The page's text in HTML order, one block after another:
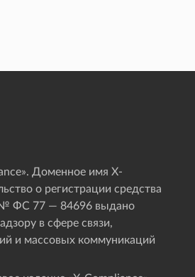
Доменное имя X-
о регистрации средства
ФС 77 — 84696 выдано
в сфере связи,
и массовых коммуникаций